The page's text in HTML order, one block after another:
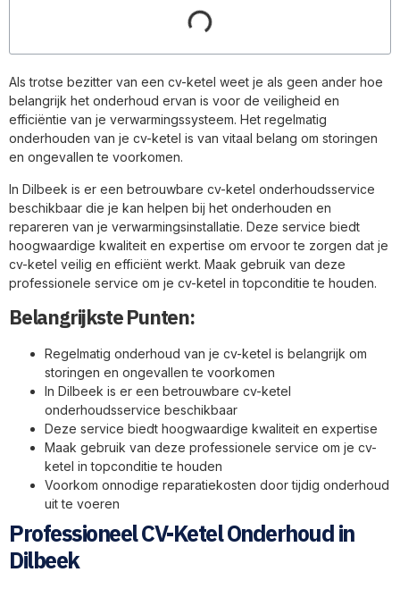
Als trotse bezitter van een cv-ketel weet je als geen ander hoe
belangrijk het onderhoud ervan is voor de veiligheid en
efficiëntie van je verwarmingssysteem. Het regelmatig
onderhouden van je cv-ketel is van vitaal belang om storingen
en ongevallen te voorkomen.
In Dilbeek is er een betrouwbare cv-ketel onderhoudsservice
beschikbaar die je kan helpen bij het onderhouden en
repareren van je verwarmingsinstallatie. Deze service biedt
hoogwaardige kwaliteit en expertise om ervoor te zorgen dat je
cv-ketel veilig en efficiënt werkt. Maak gebruik van deze
professionele service om je cv-ketel in topconditie te houden.
Belangrijkste Punten:
Regelmatig onderhoud van je cv-ketel is belangrijk om
storingen en ongevallen te voorkomen
In Dilbeek is er een betrouwbare cv-ketel
onderhoudsservice beschikbaar
Deze service biedt hoogwaardige kwaliteit en expertise
Maak gebruik van deze professionele service om je cv-
ketel in topconditie te houden
Voorkom onnodige reparatiekosten door tijdig onderhoud
uit te voeren
Professioneel CV-Ketel Onderhoud in
Dilbeek